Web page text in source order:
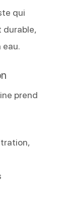
qui
durable,
eau.
prend